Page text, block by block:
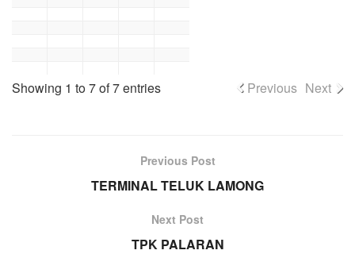
Showing 1 to 7 of 7 entries Previous Next
Previous Post
TERMINAL TELUK LAMONG
Next Post
TPK PALARAN